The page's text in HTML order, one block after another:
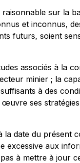
sur la
et inconnus,
futurs, soient
associés à la
minier ; la
à des
ses
date du présent
excessive aux
à mettre à jour